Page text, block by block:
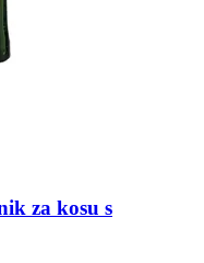
za kosu s